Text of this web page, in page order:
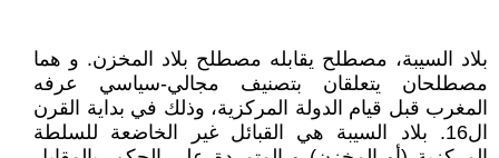
بلاد السيبة، مصطلح يقابله مصطلح بلاد المخزن. و هما
مصطلحان يتعلقان بتصنيف مجالي-سياسي عرفه
المغرب قبل قيام الدولة المركزية، وذلك في بداية القرن
ال16. بلاد السيبة هي القبائل غير الخاضعة للسلطة